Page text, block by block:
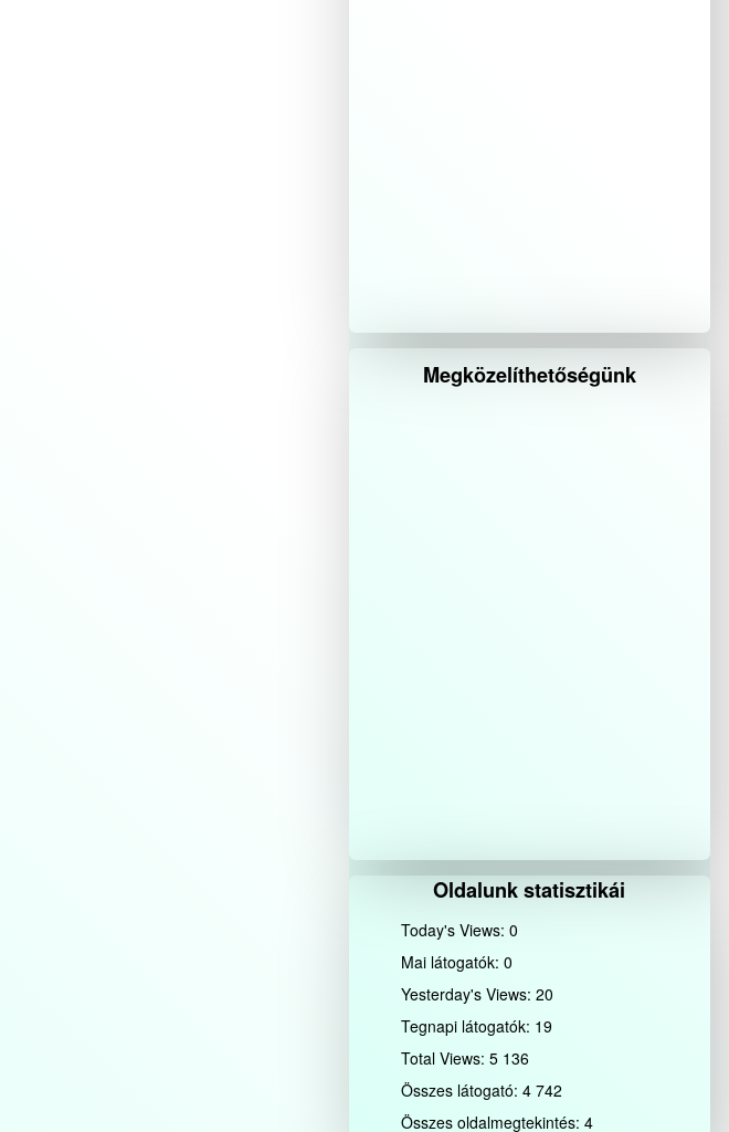
Megközelíthetőségünk
Oldalunk statisztikái
Today's Views:0
Mai látogatók:0
Yesterday's Views:20
Tegnapi látogatók: 19
Total Views:5 136
Összes látogató:4 742
Összes oldalmegtekintés:4